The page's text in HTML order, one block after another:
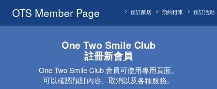
OTS Member Page 預訂活動
預約租車
預訂飯店
One Two Smile Club
註冊新會員
One Two Smile Club 會員可使用專用頁面。
可以確認預訂內容、取消以及各種服務。